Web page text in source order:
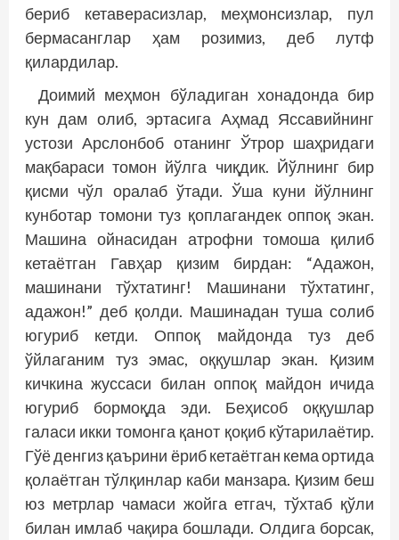
бериб кетаверасизлар, меҳмонсизлар, пул
бермасанглар ҳам розимиз, деб лутф
қилардилар.
Доимий меҳмон бўладиган хонадонда бир
кун дам олиб, эртасига Аҳмад Яссавийнинг
устози Арслонбоб отанинг Ўтрор шаҳридаги
мақбараси томон йўлга чиқдик. Йўлнинг бир
қисми чўл оралаб ўтади. Ўша куни йўлнинг
кунботар томони туз қоплагандек оппоқ экан.
Машина ойнасидан атрофни томоша қилиб
кетаётган Гавҳар қизим бирдан: “Адажон,
машинани тўхтатинг! Машинани тўхтатинг,
адажон!” деб қолди. Машинадан туша солиб
югуриб кетди. Оппоқ майдонда туз деб
ўйлаганим туз эмас, оққушлар экан. Қизим
кичкина жуссаси билан оппоқ майдон ичида
югуриб бормоқда эди. Беҳисоб оққушлар
галаси икки томонга қанот қоқиб кўтарилаётир.
Гўё денгиз қаърини ёриб кетаётган кема ортида
қолаётган тўлқинлар каби манзара. Қизим беш
юз метрлар чамаси жойга етгач, тўхтаб қўли
билан имлаб чақира бошлади. Олдига борсак,